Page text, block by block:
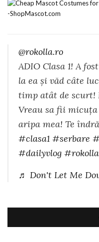
@rokolla.ro
ADIO Clasa 1! A
la ea și văd câte
timp atât de scurt!
Vreau sa fii
aripa mea! Te
#clasa1 #serbare
#dailyvlog #rokolla
♬ Don't Let Me